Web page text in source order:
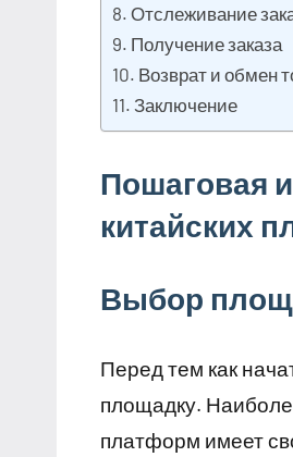
Отслеживание
Получение заказа
Возврат и обмен
Заключение
Пошаговая
китайских
Выбор
Перед тем как
площадку.
платформ имеет